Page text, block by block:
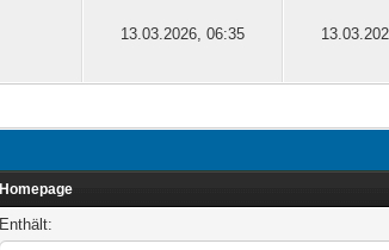
13.03.2026, 06:35
Homepage
Enthält: